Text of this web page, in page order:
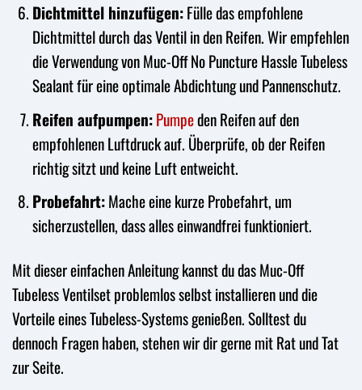
Dichtmittel hinzufügen:Fülle das empfohlene
Dichtmittel durch das Ventil in den Reifen. Wir empfehlen
die Verwendung von Muc-Off No Puncture Hassle Tubeless
Sealant für eine optimale Abdichtung und Pannenschutz.
Reifen aufpumpen:Pumpeden Reifen auf den
empfohlenen Luftdruck auf. Überprüfe, ob der Reifen
richtig sitzt und keine Luft entweicht.
Probefahrt:Mache eine kurze Probefahrt, um
sicherzustellen, dass alles einwandfrei funktioniert.
Mit dieser einfachen Anleitung kannst du das Muc-Off
Tubeless Ventilset problemlos selbst installieren und die
Vorteile eines Tubeless-Systems genießen. Solltest du
dennoch Fragen haben, stehen wir dir gerne mit Rat und Tat
zur Seite.